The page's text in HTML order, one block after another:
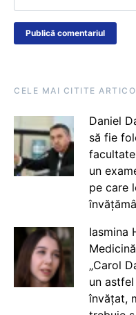
CELE MAI CITITE
Daniel
să fie
un
pe care
Iasmina
„Carol
un
învățat,